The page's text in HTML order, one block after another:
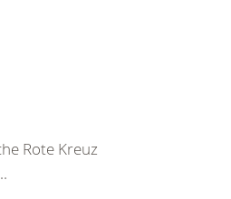
Rote Kreuz